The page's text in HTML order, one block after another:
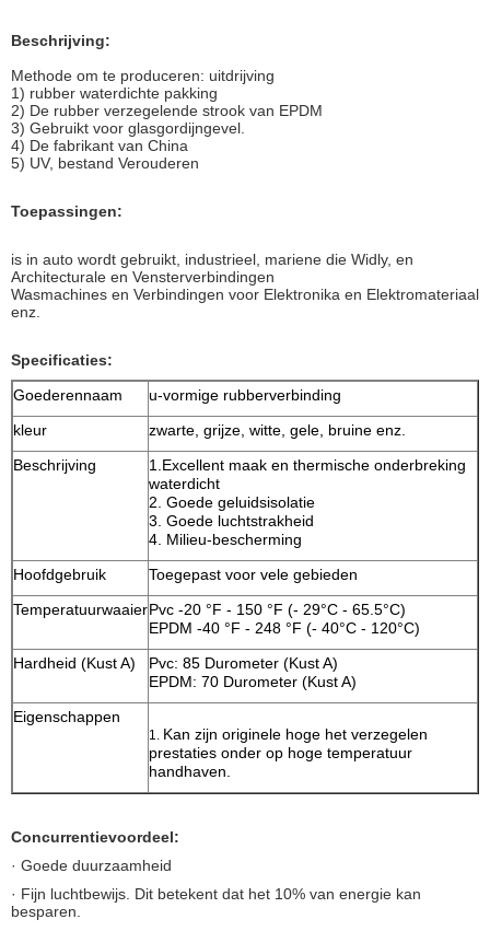
Beschrijving:
Methode om te produceren: uitdrijving
1) rubber waterdichte pakking
2) De rubber verzegelende strook van EPDM
3) Gebruikt voor glasgordijngevel.
4) De fabrikant van China
5) UV, bestand Verouderen
Toepassingen:
is in auto wordt gebruikt, industrieel, mariene die Widly, en
Architecturale en Vensterverbindingen
Wasmachines en Verbindingen voor Elektronika en Elektromateriaal
enz.
Specificaties:
Goederennaam
u-vormige rubberverbinding
kleur
zwarte, grijze, witte, gele, bruine enz.
Beschrijving
1.Excellent maak en thermische onderbreking
waterdicht
2. Goede geluidsisolatie
3. Goede luchtstrakheid
4. Milieu-bescherming
Hoofdgebruik
Toegepast voor vele gebieden
TemperatuurwaaierPvc -20 °F - 150 °F (- 29°C - 65.5°C)
EPDM -40 °F - 248 °F (- 40°C - 120°C)
Hardheid (Kust A)
Pvc: 85 Durometer (Kust A)
EPDM: 70 Durometer (Kust A)
Eigenschappen
1. Kan zijn originele hoge het verzegelen
prestaties onder op hoge temperatuur
handhaven.
Concurrentievoordeel:
· Goede duurzaamheid
· Fijn luchtbewijs. Dit betekent dat het 10% van energie kan
besparen.